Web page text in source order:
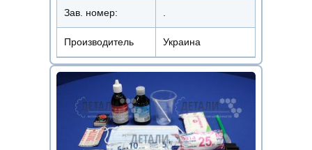
Зав. номер: .
Производитель Украина